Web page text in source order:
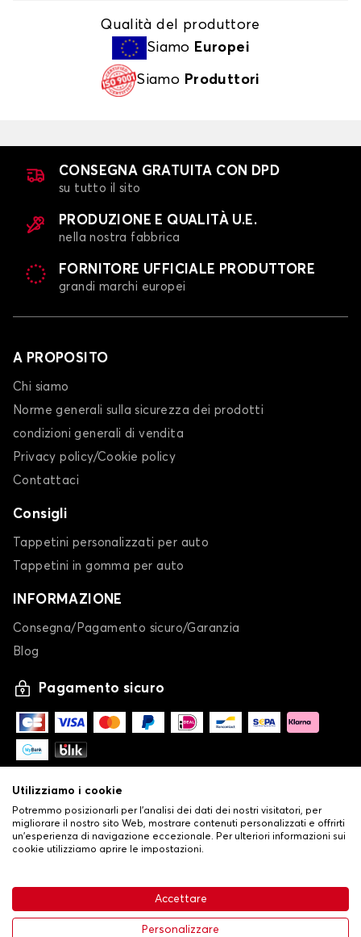
63,99 € Aggiungi al carrello
Qualità del produttore
Siamo Europei
Siamo Produttori
CONSEGNA GRATUITA CON DPD
su tutto il sito
PRODUZIONE E QUALITÀ U.E.
nella nostra fabbrica
FORNITORE UFFICIALE PRODUTTORE
grandi marchi europei
A PROPOSITO
Chi siamo
Norme generali sulla sicurezza dei prodotti
condizioni generali di vendita
Privacy policy/Cookie policy
Contattaci
Consigli
Tappetini personalizzati per auto
Tappetini in gomma per auto
INFORMAZIONE
Consegna/Pagamento sicuro/Garanzia
Blog
Pagamento sicuro
Condizioni generali di vendita•
Politica sulla privacy e sui cookie•Livraison
Utilizziamo i cookie
Potremmo posizionarli per l'analisi dei dati dei nostri visitatori, per
migliorare il nostro sito Web, mostrare contenuti personalizzati e offrirti
un'esperienza di navigazione eccezionale. Per ulteriori informazioni sui
cookie utilizziamo aprire le impostazioni.
Accettare
Personalizzare